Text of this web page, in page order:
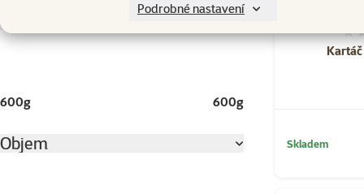
Podrobné nastavení
Gramáž
600g 600g
Objem Skladem